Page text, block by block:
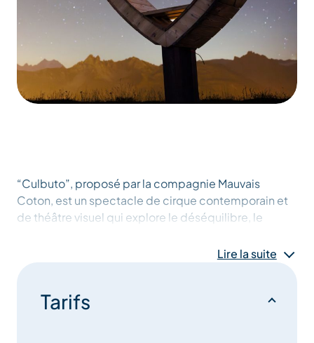
“Culbuto”, proposé par la compagnie Mauvais
Coton, est un spectacle de cirque contemporain et
de théâtre visuel qui explore le déséquilibre, le
Dans un univers poétique et légèrement absurde, les
artistes interrogent la notion d’équilibre physique et
Lire la suite
Tarifs